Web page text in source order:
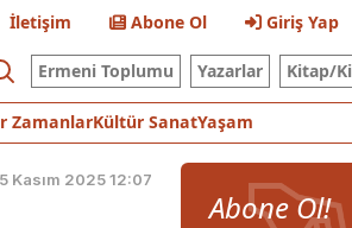
İletişim Abone Ol Giriş Yap
Ermeni Toplumu Yazarlar Kitap/
ZamanlarKültür SanatYaşam
Kasım 2025 12:07
Abone Ol!